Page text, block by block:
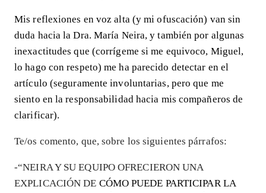
Mis reflexiones en voz alta (y mi ofuscación) van sin
duda hacia la Dra. María Neira, y también por algunas
inexactitudes que (corrígeme si me equivoco, Miguel,
lo hago con respeto) me ha parecido detectar en el
artículo (seguramente involuntarias, pero que me
siento en la responsabilidad hacia mis compañeros de
clarificar).
Te/os comento, que, sobre los siguientes párrafos:
-“NEIRA Y SU EQUIPO OFRECIERON UNA
EXPLICACIÓN DE CÓMO PUEDE PARTICIPAR LA